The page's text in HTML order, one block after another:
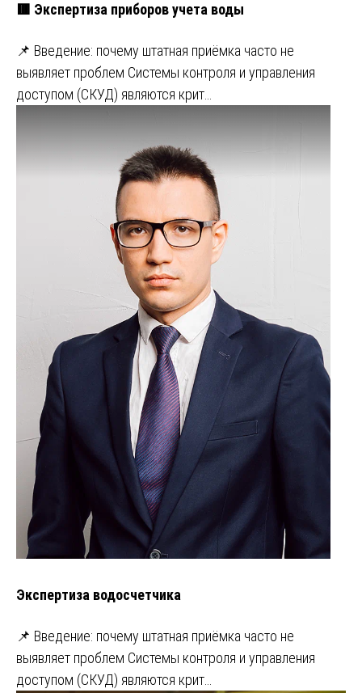
🟥 Экспертиза приборов учета воды
📌 Введение: почему штатная приёмка часто не
выявляет проблем Системы контроля и управления
доступом (СКУД) являются крит…
Экспертиза водосчетчика
📌 Введение: почему штатная приёмка часто не
выявляет проблем Системы контроля и управления
доступом (СКУД) являются крит…